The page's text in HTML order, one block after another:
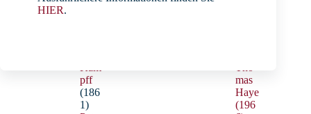
HIER.
nbur
pff
(186
1)
mas
Haye
(196